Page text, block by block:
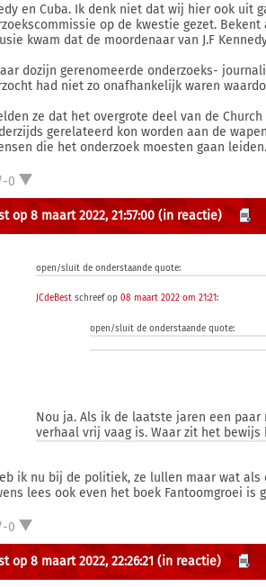
en Cuba. Ik denk niet dat wij hier ook uit
op de kwestie gezet.
kwam dat de moordenaar van J.F
dozijn gerenomeerde onderzoeks-
had niet zo onafhankelijk waren
ze dat het overgrote deel van de
gerelateerd kon worden aan de
die het onderzoek moesten gaan leiden.
0
op 8 maart 2022, 21:57:00 (in reactie)
open/sluit de onderstaande quote:
JCdeBest schreef op08 maart 2022 om 21:21:
open/sluit de onderstaande quote:
Nou ja. Als ik de laatste jaren een
verhaal vrij vaag is. Waar zit het bewijs
ik nu bij de politiek, ze lullen maar wat als
lees ook even het boek Fantoomgroei is
0
op 8 maart 2022, 22:26:21 (in reactie)